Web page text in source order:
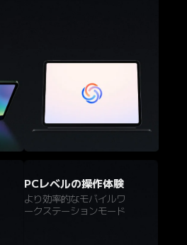
PCレベルの操作体験
より効率的なモバイルワ
ークステーションモード